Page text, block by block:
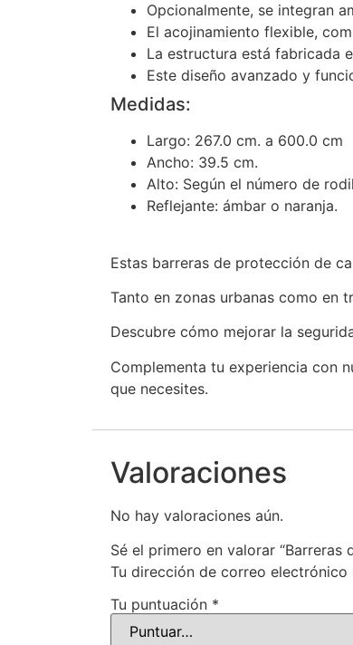
Opcionalmente, se integran
El acojinamiento flexible,
La estructura está fabricada
Este diseño avanzado y
Medidas:
Largo: 267.0 cm. a 600.0 cm
Ancho: 39.5 cm.
Alto: Según el número de
Reflejante: ámbar o naranja.
Estas barreras de protección de
Tanto en zonas urbanas como en
Descubre cómo mejorar la
Complementa tu experiencia con
que necesites.
Valoraciones
No hay valoraciones aún.
Sé el primero en valorar
Tu dirección de correo electrónico
Tu puntuación *